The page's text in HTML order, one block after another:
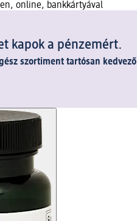
online, bankkártyával
kapok a pénzemért.
szortiment tartósan kedvező